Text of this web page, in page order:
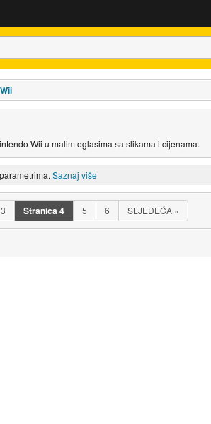
Wii u malim oglasima sa slikama i cijenama.
Saznaj više
3 Stranica4 5 6 SLJEDEĆA »